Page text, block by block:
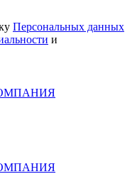
Персональных данных
и